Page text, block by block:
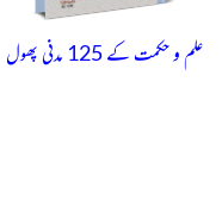
علم و حکمت کے 125 مدنی پھول